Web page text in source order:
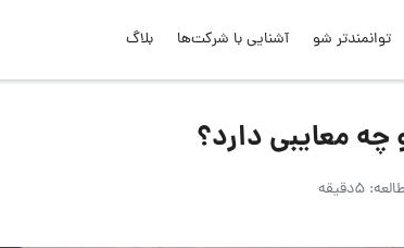
توانمندتر شو آشنایی با شرکت‌ها بلاگ
معایبی دارد؟
5دقیقه